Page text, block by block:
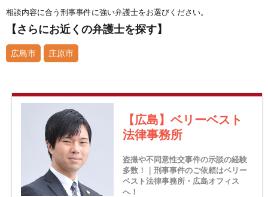
相談内容に合う刑事事件に強い弁護士をお選びください。
【さらにお近くの弁護士を探す】
広島市 庄原市
【広島】ベリーベスト
法律事務所
盗撮や不同意性交事件の示談の経験
多数！｜刑事事件のご依頼はベリー
ベスト法律事務所・広島オフィス
へ！